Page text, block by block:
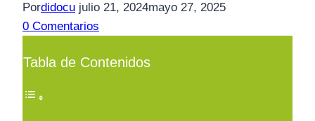
Pordidocu julio 21, 2024mayo 27, 2025
0 Comentarios
Tabla de Contenidos